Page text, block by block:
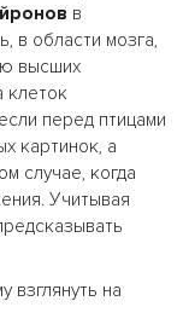
в
в области мозга,
высших
клеток
перед птицами
картинок, а
случае, когда
Учитывая
взглянуть на